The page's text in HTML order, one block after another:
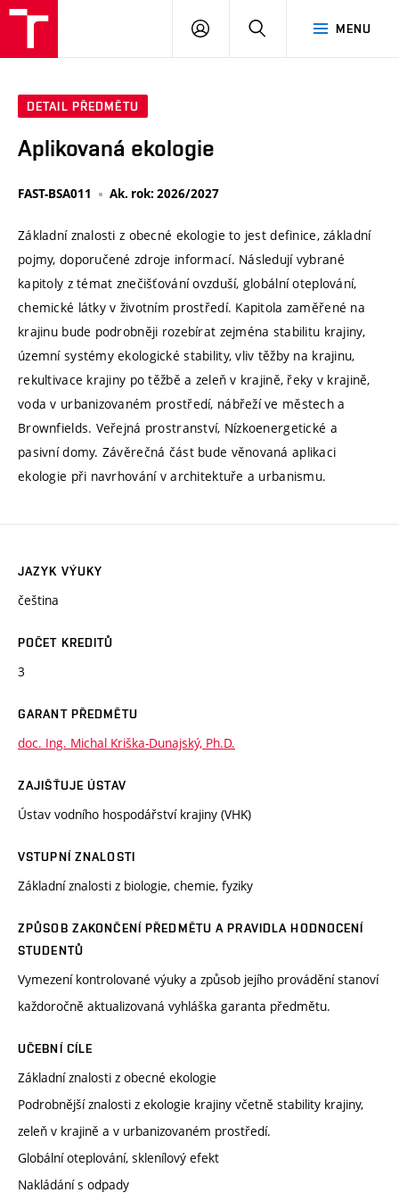
MENU
PŘIHLÁSIT
DETAIL PŘEDMĚTU
Aplikovaná ekologie
FAST-BSA011 Ak. rok: 2026/2027
Základní znalosti z obecné ekologie to jest definice, základní
pojmy, doporučené zdroje informací. Následují vybrané
kapitoly z témat znečišťování ovzduší, globální oteplování,
chemické látky v životním prostředí. Kapitola zaměřené na
krajinu bude podrobněji rozebírat zejména stabilitu krajiny,
územní systémy ekologické stability, vliv těžby na krajinu,
rekultivace krajiny po těžbě a zeleň v krajině, řeky v krajině,
voda v urbanizovaném prostředí, nábřeží ve městech a
Brownfields. Veřejná prostranství, Nízkoenergetické a
pasivní domy. Závěrečná část bude věnovaná aplikaci
ekologie při navrhování v architektuře a urbanismu.
JAZYK VÝUKY
čeština
POČET KREDITŮ
3
GARANT PŘEDMĚTU
doc. Ing. Michal Kriška-Dunajský, Ph.D.
ZAJIŠŤUJE ÚSTAV
Ústav vodního hospodářství krajiny (VHK)
VSTUPNÍ ZNALOSTI
Základní znalosti z biologie, chemie, fyziky
ZPŮSOB ZAKONČENÍ PŘEDMĚTU A PRAVIDLA HODNOCENÍ
STUDENTŮ
Vymezení kontrolované výuky a způsob jejího provádění stanoví
každoročně aktualizovaná vyhláška garanta předmětu.
UČEBNÍ CÍLE
Základní znalosti z obecné ekologie
Podrobnější znalosti z ekologie krajiny včetně stability krajiny,
zeleň v krajině a v urbanizovaném prostředí.
Globální oteplování, sklenílový efekt
Nakládání s odpady